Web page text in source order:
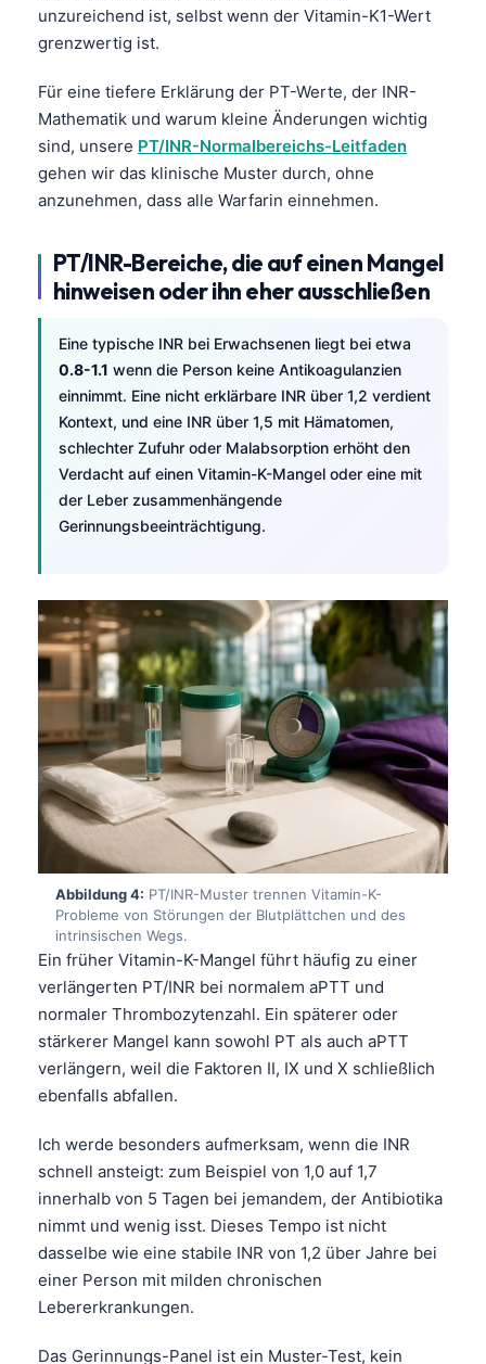
unzureichend ist, selbst wenn der Vitamin-K1-Wert
grenzwertig ist.
Für eine tiefere Erklärung der PT-Werte, der INR-
Mathematik und warum kleine Änderungen wichtig
sind, unsere PT/INR-Normalbereichs-Leitfaden
gehen wir das klinische Muster durch, ohne
anzunehmen, dass alle Warfarin einnehmen.
PT/INR-Bereiche, die auf einen Mangel
hinweisen oder ihn eher ausschließen
Eine typische INR bei Erwachsenen liegt bei etwa
0.8-1.1 wenn die Person keine Antikoagulanzien
einnimmt. Eine nicht erklärbare INR über 1,2 verdient
Kontext, und eine INR über 1,5 mit Hämatomen,
schlechter Zufuhr oder Malabsorption erhöht den
Verdacht auf einen Vitamin-K-Mangel oder eine mit
der Leber zusammenhängende
Gerinnungsbeeinträchtigung.
Abbildung 4: PT/INR-Muster trennen Vitamin-K-
Probleme von Störungen der Blutplättchen und des
intrinsischen Wegs.
Ein früher Vitamin-K-Mangel führt häufig zu einer
verlängerten PT/INR bei normalem aPTT und
normaler Thrombozytenzahl. Ein späterer oder
stärkerer Mangel kann sowohl PT als auch aPTT
verlängern, weil die Faktoren II, IX und X schließlich
ebenfalls abfallen.
Ich werde besonders aufmerksam, wenn die INR
schnell ansteigt: zum Beispiel von 1,0 auf 1,7
innerhalb von 5 Tagen bei jemandem, der Antibiotika
nimmt und wenig isst. Dieses Tempo ist nicht
dasselbe wie eine stabile INR von 1,2 über Jahre bei
einer Person mit milden chronischen
Lebererkrankungen.
Das Gerinnungs-Panel ist ein Muster-Test, kein